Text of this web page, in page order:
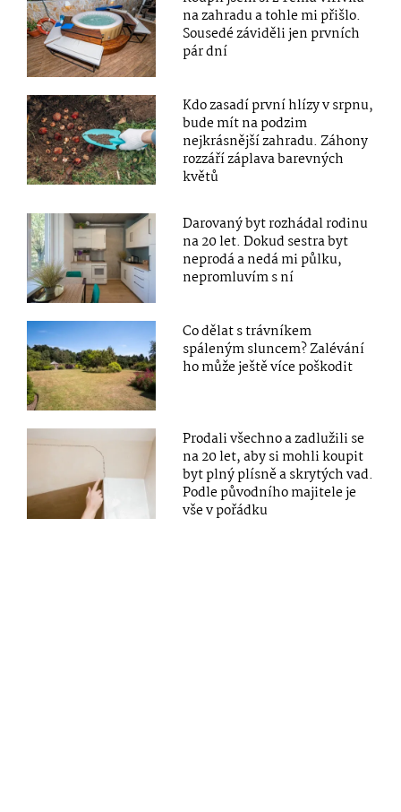
na zahradu a tohle mi přišlo.
Sousedé záviděli jen prvních
pár dní
Kdo zasadí první hlízy v srpnu,
bude mít na podzim
nejkrásnější zahradu. Záhony
rozzáří záplava barevných
květů
Darovaný byt rozhádal rodinu
na 20 let. Dokud sestra byt
neprodá a nedá mi půlku,
nepromluvím s ní
Co dělat s trávníkem
spáleným sluncem? Zalévání
ho může ještě více poškodit
Prodali všechno a zadlužili se
na 20 let, aby si mohli koupit
byt plný plísně a skrytých vad.
Podle původního majitele je
vše v pořádku